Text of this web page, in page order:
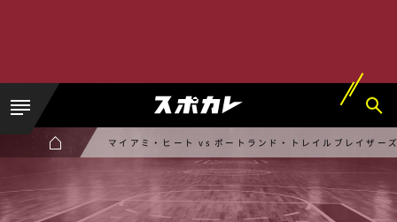
マイアミ・ヒート vs ポートランド・トレイルブレイザー